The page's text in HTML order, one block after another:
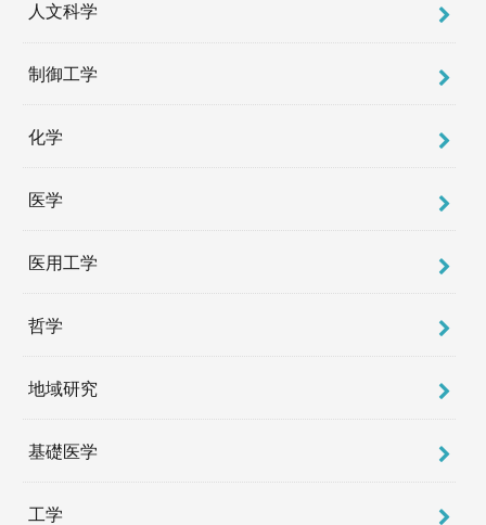
人文科学
制御工学
化学
医学
医用工学
哲学
地域研究
基礎医学
工学